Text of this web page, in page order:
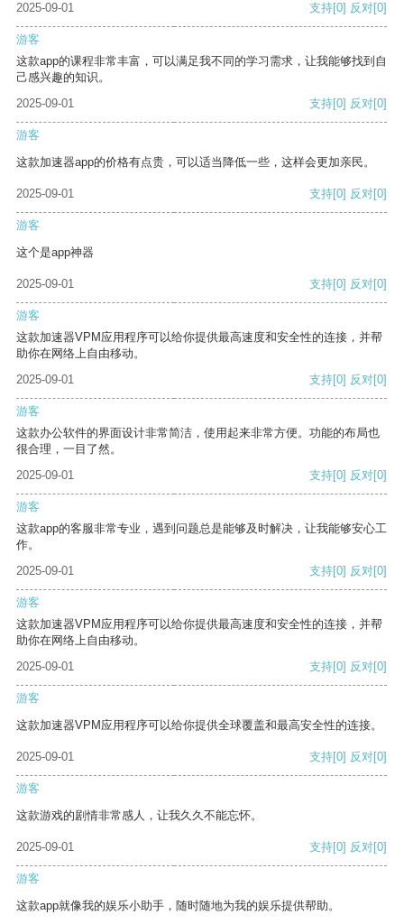
2025-09-01
支持[0] 反对[0]
游客
这款app的课程非常丰富，可以满足我不同的学习需求，让我能够找到自
己感兴趣的知识。
2025-09-01
支持[0] 反对[0]
游客
这款加速器app的价格有点贵，可以适当降低一些，这样会更加亲民。
2025-09-01 支持[0] 反对[0]
游客
这个是app神器
2025-09-01 支持[0] 反对[0]
游客
这款加速器VPM应用程序可以给你提供最高速度和安全性的连接，并帮
助你在网络上自由移动。
2025-09-01
支持[0] 反对[0]
游客
这款办公软件的界面设计非常简洁，使用起来非常方便。功能的布局也
很合理，一目了然。
2025-09-01
支持[0] 反对[0]
游客
这款app的客服非常专业，遇到问题总是能够及时解决，让我能够安心工
作。
2025-09-01
支持[0] 反对[0]
游客
这款加速器VPM应用程序可以给你提供最高速度和安全性的连接，并帮
助你在网络上自由移动。
2025-09-01
支持[0] 反对[0]
游客
这款加速器VPM应用程序可以给你提供全球覆盖和最高安全性的连接。
2025-09-01 支持[0] 反对[0]
游客
这款游戏的剧情非常感人，让我久久不能忘怀。
2025-09-01 支持[0] 反对[0]
游客
这款app就像我的娱乐小助手，随时随地为我的娱乐提供帮助。